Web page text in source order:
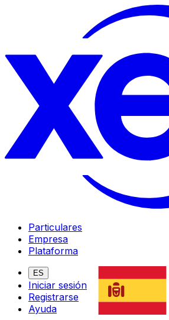
Particulares
Empresa
Plataforma
ES
Iniciar sesión
Registrarse
Ayuda